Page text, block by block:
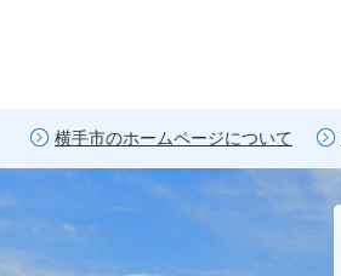
横手市のホームページについて